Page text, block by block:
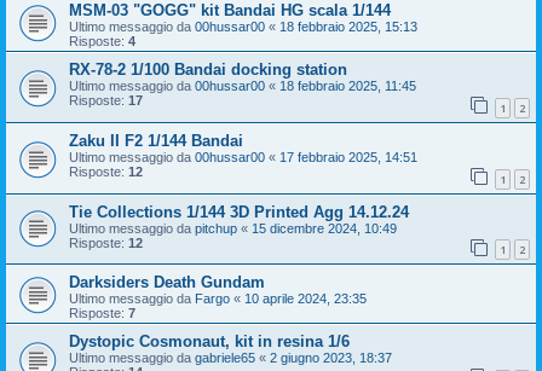
MSM-03 "GOGG" kit Bandai HG scala 1/144
Ultimo messaggio da 00hussar00 « 18 febbraio 2025, 15:13
Risposte: 4
RX-78-2 1/100 Bandai docking station
Ultimo messaggio da 00hussar00 « 18 febbraio 2025, 11:45
Risposte: 17 1 2
Zaku II F2 1/144 Bandai
Ultimo messaggio da 00hussar00 « 17 febbraio 2025, 14:51
Risposte: 12 1 2
Tie Collections 1/144 3D Printed Agg 14.12.24
Ultimo messaggio da pitchup « 15 dicembre 2024, 10:49
Risposte: 12 1 2
Darksiders Death Gundam
Ultimo messaggio da Fargo « 10 aprile 2024, 23:35
Risposte: 7
Dystopic Cosmonaut, kit in resina 1/6
Ultimo messaggio da gabriele65 « 2 giugno 2023, 18:37